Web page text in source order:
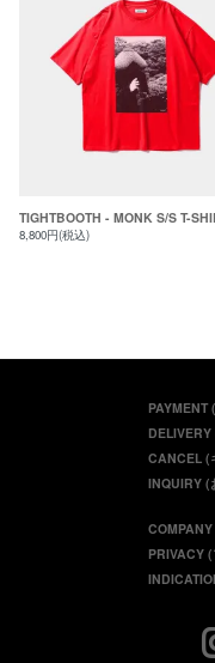
TIGHTBOOTH - MONK S/S T-
8,800円(税込)
PAYMENT
CANCEL (
INQUIRY (
PRIVACY